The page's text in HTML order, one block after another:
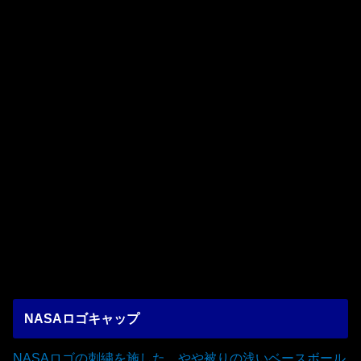
NASAロゴキャップ
NASAロゴの刺繍を施した、やや被りの浅いベースボール